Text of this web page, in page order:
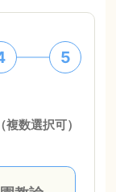
5
（複数選択可）